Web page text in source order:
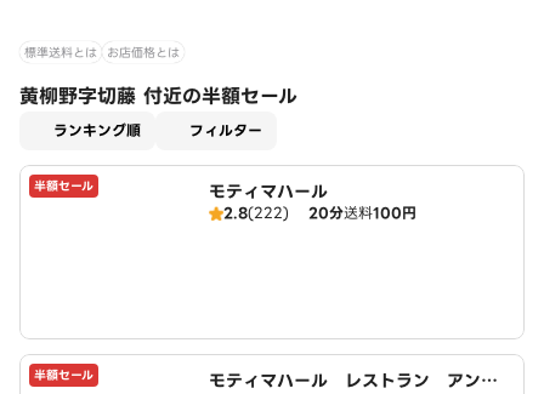
標準送料とは お店価格とは
黄柳野字切藤 付近の半額セール
ランキング順 フィルター
半額セール モティマハール
2.8(222) 20分送料100円
半額セール
モティマハール レストラン アンド